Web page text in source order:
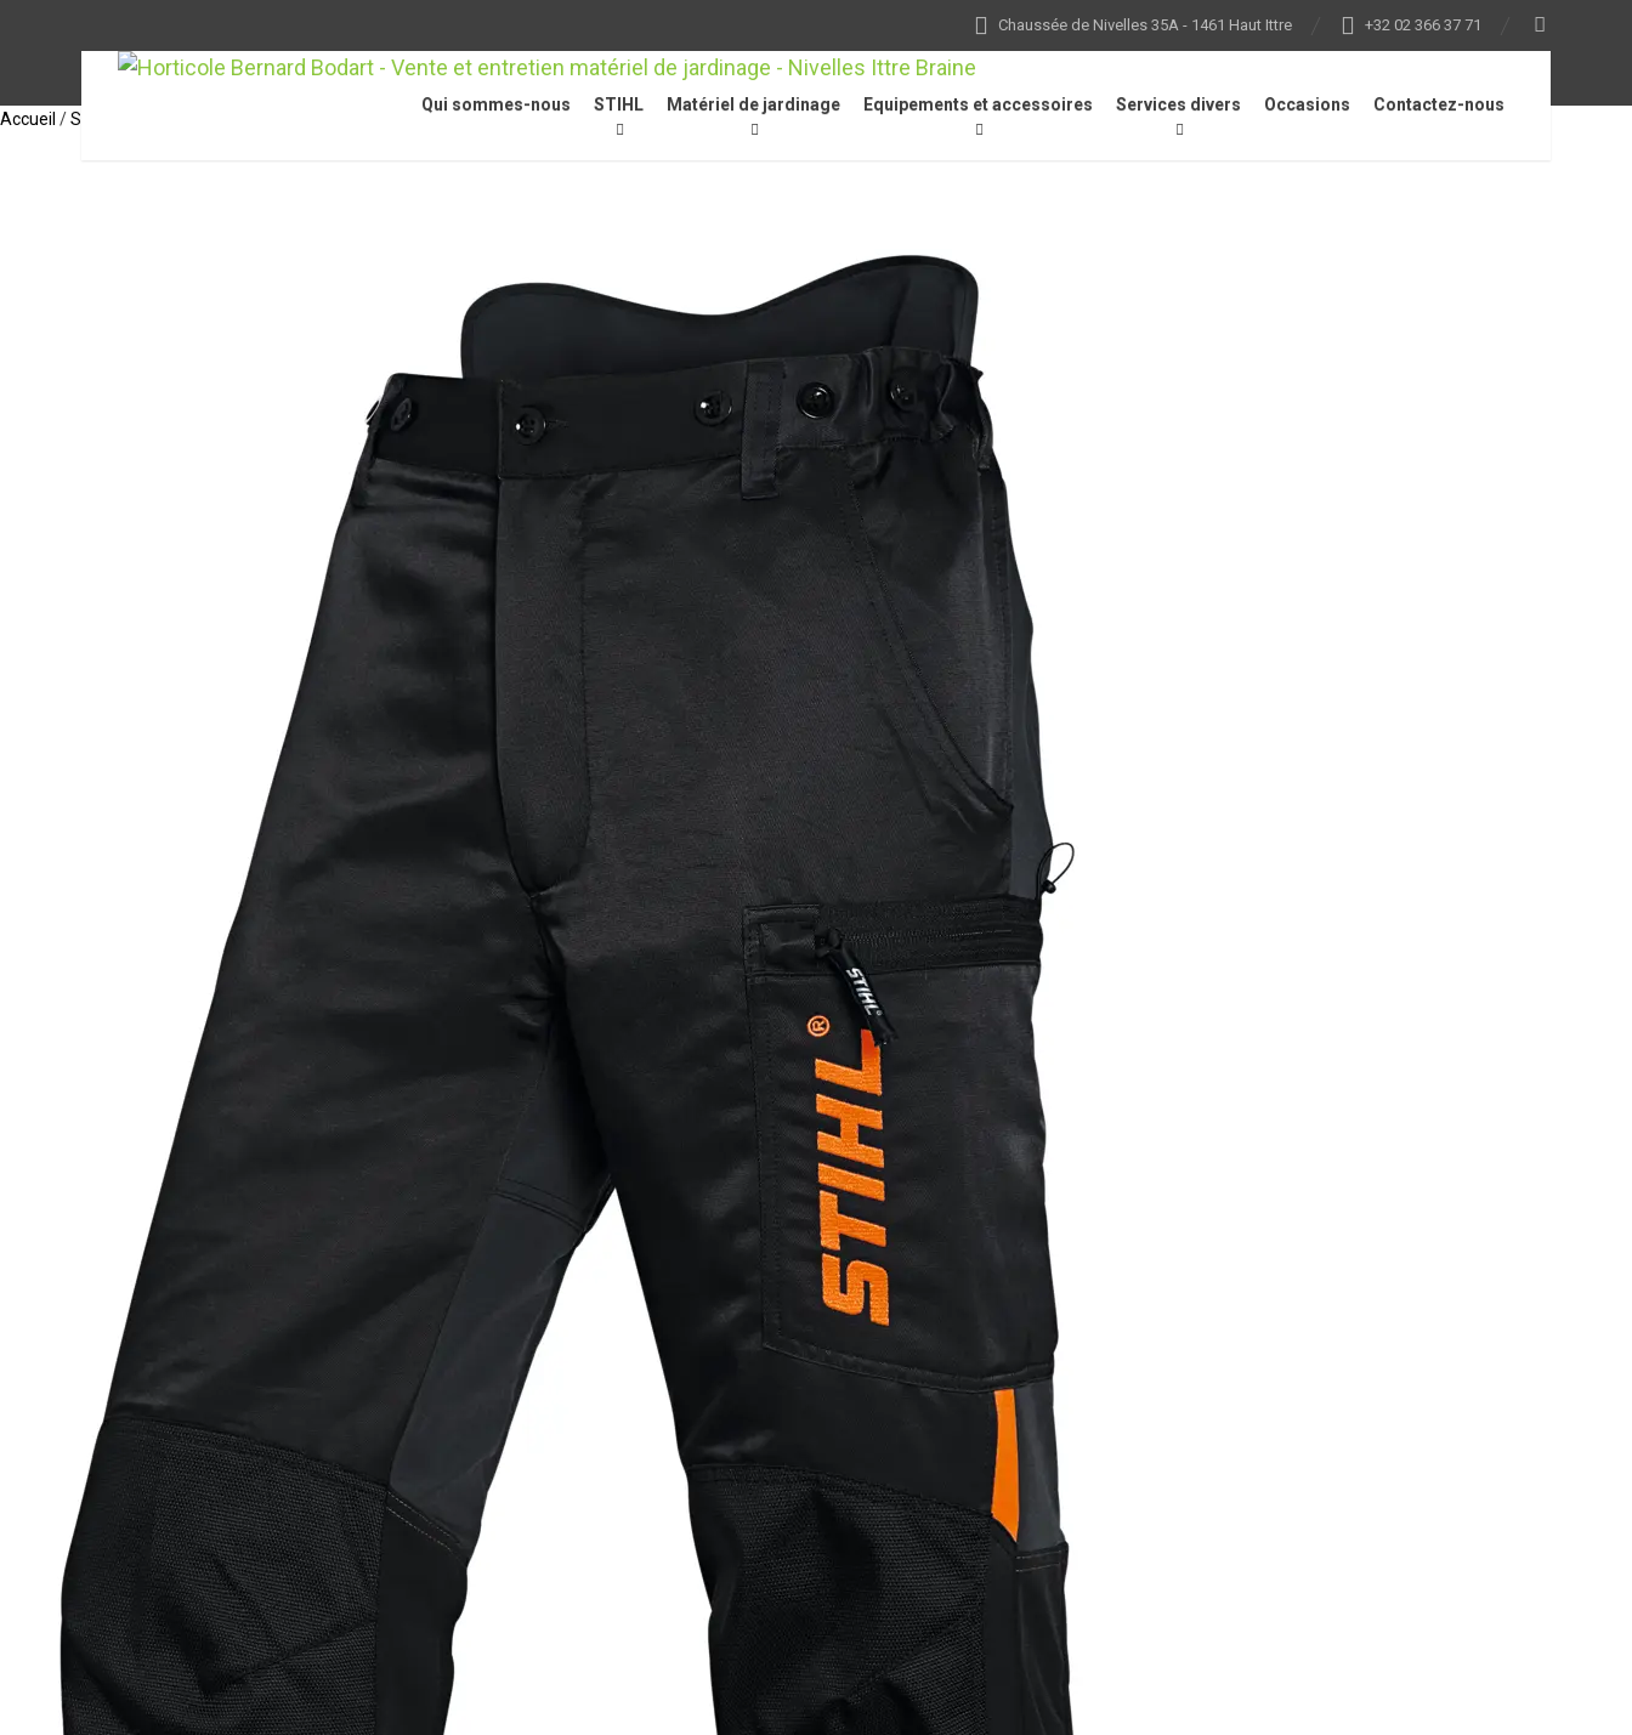
Chaussée de Nivelles 35A - 1461 Haut Ittre +32 02 366 37 71
Qui sommes-nous STIHL Matériel de jardinage Equipements et accessoires Services divers Occasions Contactez-nous
Accueil /STIHL Accessoires Équipements de protection individuelle Pantalon, DYNAMIC classe 1, taille XXL, anthracite